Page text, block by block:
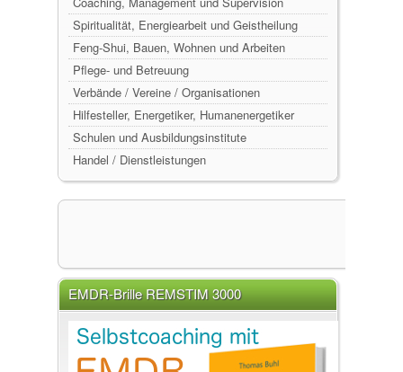
Spiritualität, Energiearbeit und Geistheilung
Feng-Shui, Bauen, Wohnen und Arbeiten
Pflege- und Betreuung
Verbände / Vereine / Organisationen
Hilfesteller, Energetiker, Humanenergetiker
Schulen und Ausbildungsinstitute
Handel / Dienstleistungen
EMDR-Brille REMSTIM 3000